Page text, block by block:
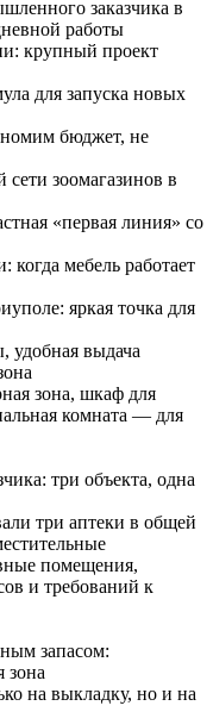
удобная выдача
зона, шкаф для
комната — для
три объекта, одна
три аптеки в общей
помещения,
и требований к
запасом:
зона
на выкладку, но и на